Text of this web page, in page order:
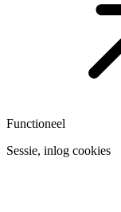
Functioneel
Sessie, inlog cookies